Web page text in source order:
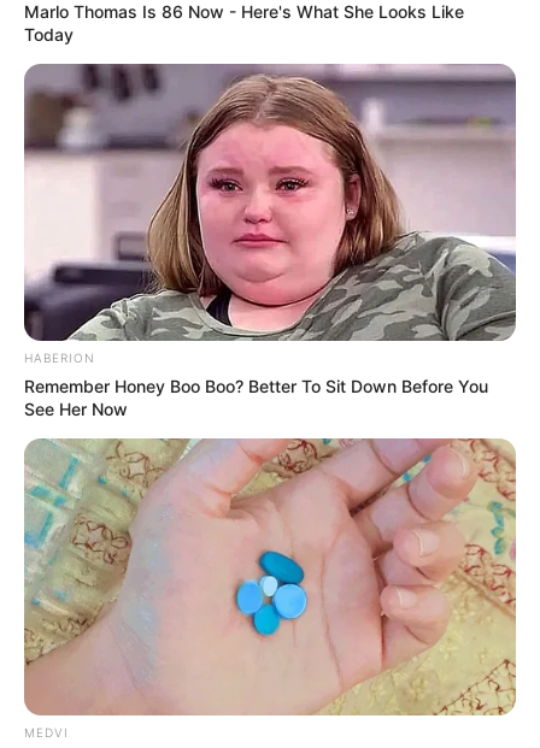
Marlo Thomas Is 86 Now - Here's What She Looks Like
Today
HABERION
Remember Honey Boo Boo? Better To Sit Down Before You
See Her Now
MEDVI